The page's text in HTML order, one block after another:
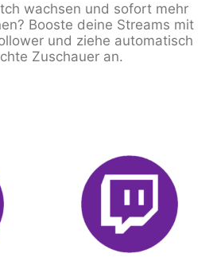
wachsen und sofort mehr
Booste deine Streams mit
und ziehe automatisch
Zuschauer an.